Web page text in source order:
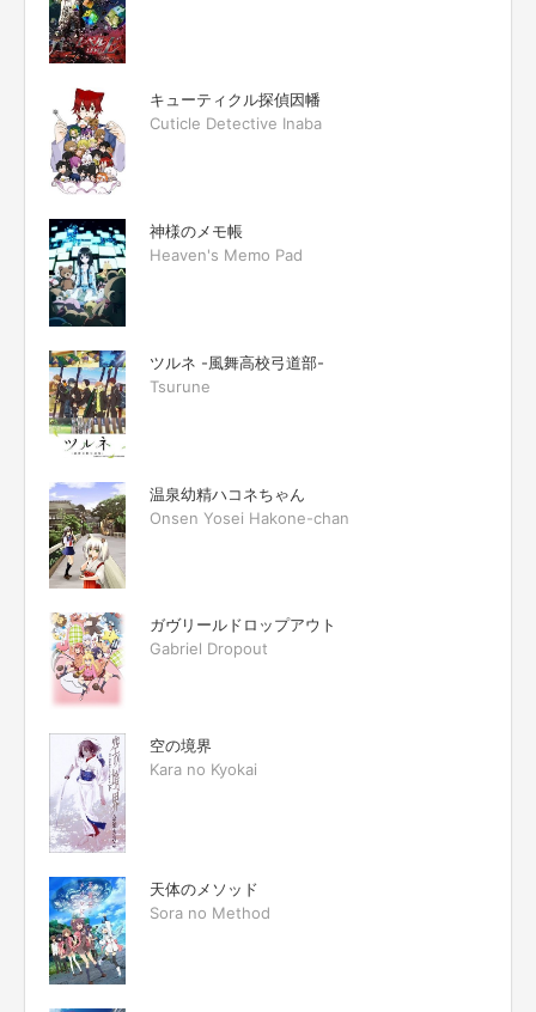
キューティクル探偵因幡
Cuticle Detective Inaba
神様のメモ帳
Heaven's Memo Pad
ツルネ -風舞高校弓道部-
Tsurune
温泉幼精ハコネちゃん
Onsen Yosei Hakone-chan
ガヴリールドロップアウト
Gabriel Dropout
空の境界
Kara no Kyokai
天体のメソッド
Sora no Method